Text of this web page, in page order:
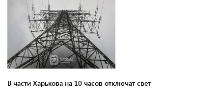
В части Харькова на 10 часов отключат свет